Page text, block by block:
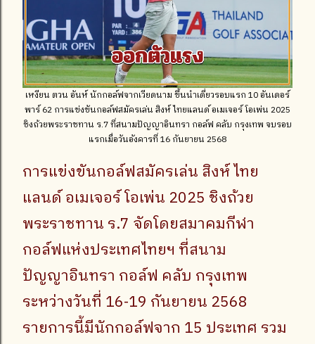
เหงียน ตวน อันห์ นักกอล์ฟจากเวียดนาม ขึ้นนำเดี่ยวรอบแรก 10 อันเดอร์
พาร์ 62 การแข่งขันกอล์ฟสมัครเล่น สิงห์ ไทยแลนด์ อเมเจอร์ โอเพ่น 2025
ชิงถ้วยพระราชทาน ร.7 ที่สนามปัญญาอินทรา กอล์ฟ คลับ กรุงเทพ จบรอบ
แรกเมื่อวันอังคารที่ 16 กันยายน 2568
การแข่งขันกอล์ฟสมัครเล่น สิงห์ ไทย
แลนด์ อเมเจอร์ โอเพ่น 2025 ชิงถ้วย
พระราชทาน ร.7 จัดโดยสมาคมกีฬา
กอล์ฟแห่งประเทศไทยฯ ที่สนาม
ปัญญาอินทรา กอล์ฟ คลับ กรุงเทพ
ระหว่างวันที่ 16-19 กันยายน 2568
รายการนี้มีนักกอล์ฟจาก 15 ประเทศ รวม